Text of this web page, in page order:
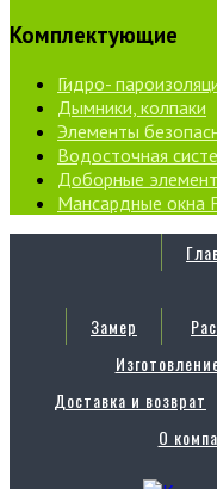
Комплектующие
Гидро-
Дымники, колпаки
Элементы
Водосточная
Доборные
Мансардные окна
Замер
Доставка и возврат
О